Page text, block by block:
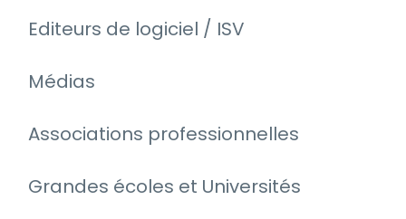
Editeurs de logiciel / ISV
Médias
Associations professionnelles
Grandes écoles et Universités